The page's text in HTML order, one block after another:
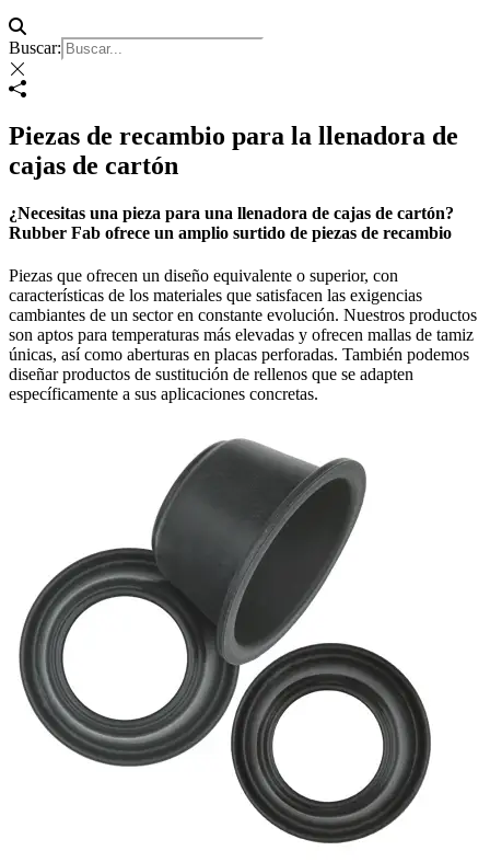
Buscar:
Piezas de recambio para la llenadora de
cajas de cartón
¿Necesitas una pieza para una llenadora de cajas de cartón?
Rubber Fab ofrece un amplio surtido de piezas de recambio
Piezas que ofrecen un diseño equivalente o superior, con
características de los materiales que satisfacen las exigencias
cambiantes de un sector en constante evolución. Nuestros productos
son aptos para temperaturas más elevadas y ofrecen mallas de tamiz
únicas, así como aberturas en placas perforadas. También podemos
diseñar productos de sustitución de rellenos que se adapten
específicamente a sus aplicaciones concretas.